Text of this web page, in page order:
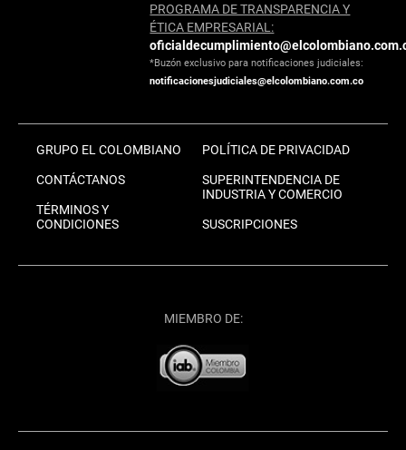
PROGRAMA DE TRANSPARENCIA Y
ÉTICA EMPRESARIAL:
*Buzón exclusivo para notificaciones judiciales:
notificacionesjudiciales@elcolombiano.com.co
GRUPO EL COLOMBIANO
CONTÁCTANOS
TÉRMINOS Y
CONDICIONES
POLÍTICA DE PRIVACIDAD
SUPERINTENDENCIA DE
INDUSTRIA Y COMERCIO
SUSCRIPCIONES
MIEMBRO DE: